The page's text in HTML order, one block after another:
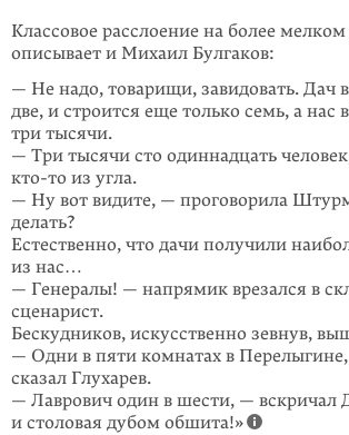
Классовое расслоение на более
описывает и Михаил Булгаков:
— Не надо, товарищи, завидовать. Дач
две, и строится еще только семь, а
три тысячи.
— Три тысячи сто одиннадцать
кто-то из угла.
— Ну вот видите, — проговорила
делать?
Естественно, что дачи получили
из нас…
— Генералы! — напрямик врезался в
сценарист.
Бескудников, искусственно зевнув,
— Одни в пяти комнатах в
сказал Глухарев.
— Лаврович один в шести, — вскричал
и столовая дубом обшита!»